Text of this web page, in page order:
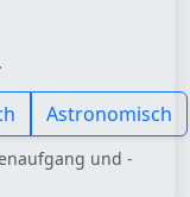
Astronomisch
und -